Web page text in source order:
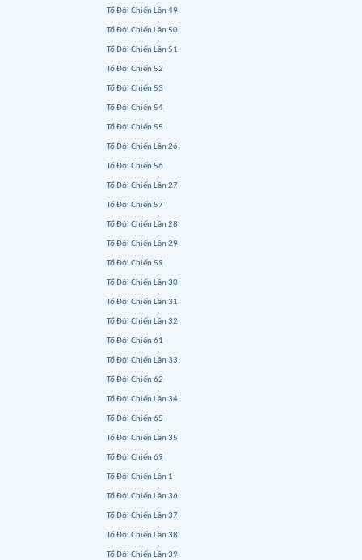
Tổ Đội Chiến Lần 49
Tổ Đội Chiến Lần 50
Tổ Đội Chiến Lần 51
Tổ Đội Chiến 52
Tổ Đội Chiến 53
Tổ Đội Chiến 54
Tổ Đội Chiến 55
Tổ Đội Chiến Lần 26
Tổ Đội Chiến 56
Tổ Đội Chiến Lần 27
Tổ Đội Chiến 57
Tổ Đội Chiến Lần 28
Tổ Đội Chiến Lần 29
Tổ Đội Chiến 59
Tổ Đội Chiến Lần 30
Tổ Đội Chiến Lần 31
Tổ Đội Chiến Lần 32
Tổ Đội Chiến 61
Tổ Đội Chiến Lần 33
Tổ Đội Chiến 62
Tổ Đội Chiến Lần 34
Tổ Đội Chiến 65
Tổ Đội Chiến Lần 35
Tổ Đội Chiến 69
Tổ Đội Chiến Lần 1
Tổ Đội Chiến Lần 36
Tổ Đội Chiến Lần 37
Tổ Đội Chiến Lần 38
Tổ Đội Chiến Lần 39